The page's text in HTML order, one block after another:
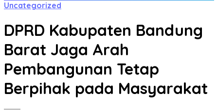
Uncategorized
DPRD Kabupaten Bandung
Barat Jaga Arah
Pembangunan Tetap
Berpihak pada Masyarakat